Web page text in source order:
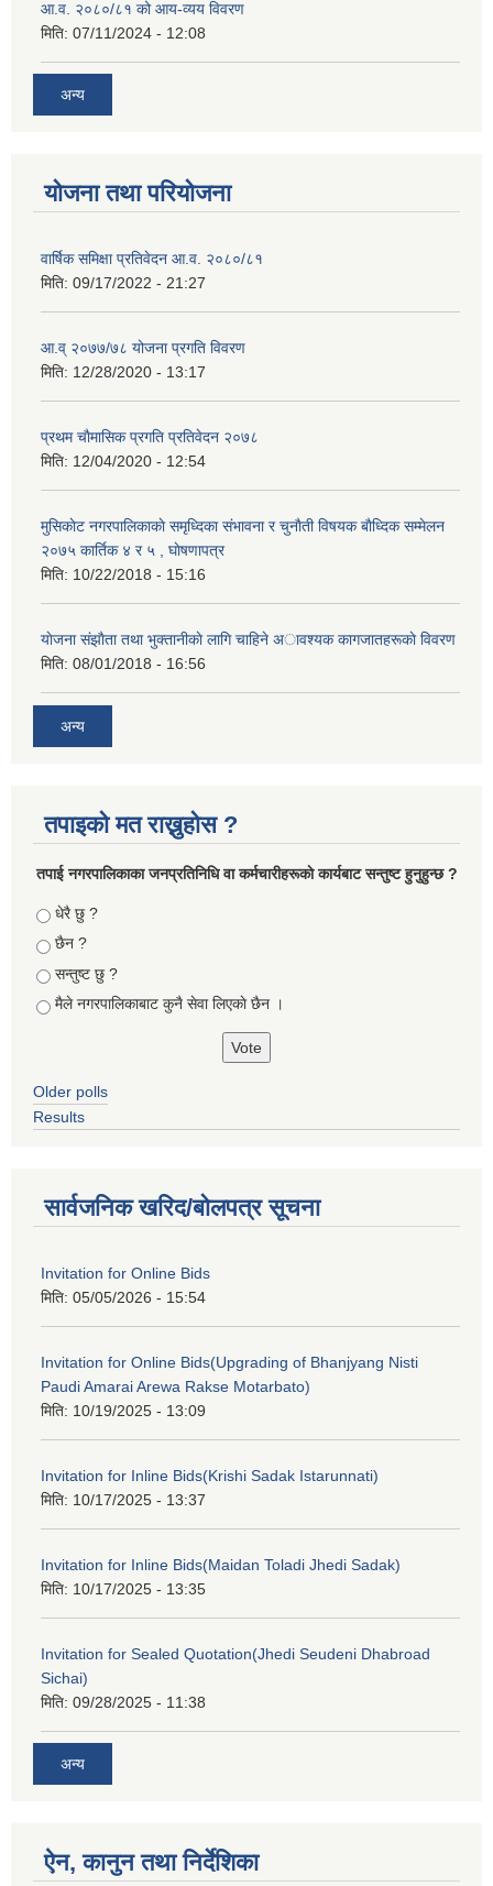
आ.व. २०८०/८१ को आय-व्यय विवरण
मिति: 07/11/2024 - 12:08
अन्य
योजना तथा परियोजना
वार्षिक समिक्षा प्रतिवेदन आ.व. २०८०/८१
मिति: 09/17/2022 - 21:27
आ.व् २०७७/७८ योजना प्रगति विवरण
मिति: 12/28/2020 - 13:17
प्रथम चाैमासिक प्रगति प्रतिवेदन २०७८
मिति: 12/04/2020 - 12:54
मुसिकाेट नगरपालिकाकाे समृध्दिका संभावना र चुनाैती विषयक बाैध्दिक सम्मेलन
२०७५ कार्तिक ४ र ५ , घाेषणापत्र
मिति: 10/22/2018 - 15:16
याेजना संझाैता तथा भुक्तानीकाे लागि चाहिने अावश्यक कागजातहरूकाे विवरण
मिति: 08/01/2018 - 16:56
अन्य
तपाइको मत राख्नुहोस ?
तपा‌ई नगरपालिकाका जनप्रतिनिधि वा कर्मचारीहरूकाे कार्यबाट सन्तुष्ट हुनुहुन्छ ?
Choices
धेरै छु ?
छैन ?
सन्तुष्ट छु ?
मैले नगरपालिकाबाट कुनै सेवा लिएकाे छैन ।
Older polls
Results
सार्वजनिक खरिद/बोलपत्र सूचना
Invitation for Online Bids
मिति: 05/05/2026 - 15:54
Invitation for Online Bids(Upgrading of Bhanjyang Nisti
Paudi Amarai Arewa Rakse Motarbato)
मिति: 10/19/2025 - 13:09
Invitation for Inline Bids(Krishi Sadak Istarunnati)
मिति: 10/17/2025 - 13:37
Invitation for Inline Bids(Maidan Toladi Jhedi Sadak)
मिति: 10/17/2025 - 13:35
Invitation for Sealed Quotation(Jhedi Seudeni Dhabroad
Sichai)
मिति: 09/28/2025 - 11:38
अन्य
ऐन, कानुन तथा निर्देशिका